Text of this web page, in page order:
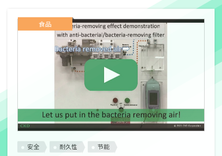
食品
安全 耐久性 节能